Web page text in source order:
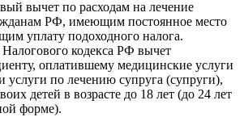
вычет по расходам на лечение
РФ, имеющим постоянное место
уплату подоходного налога.
Налогового кодекса РФ вычет
оплатившему медицинские услуги
услуги по лечению супруга (супруги),
детей в возрасте до 18 лет (до 24 лет
форме).